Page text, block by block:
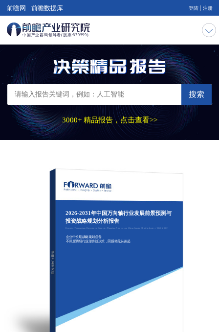
前瞻网 前瞻数据库 登陆 注册
搜索
3000+ 精品报告，点击查看>>
2026-2031年中国万向轴行业发展前景预测与
投资战略规划分析报告
Report of Forecast and Investment Strategic Planning Analysis on China Cardan Shaft Industry（2026-2031）
企业中长期战略规划必备
不深度调研行业形势就决策，回报将无从谈起